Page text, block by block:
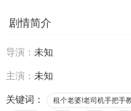
剧情简介
导演： 未知
主演： 未知
关键词： 租个老婆!老司机手把手